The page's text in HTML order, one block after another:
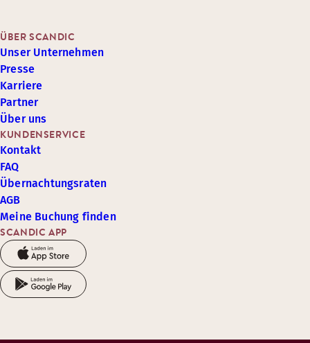
SCANDIC APP
KUNDENSERVICE
Kontakt
FAQ
Übernachtungsraten
AGB
Meine Buchung finden
ÜBER SCANDIC
Unser Unternehmen
Presse
Karriere
Partner
Über uns